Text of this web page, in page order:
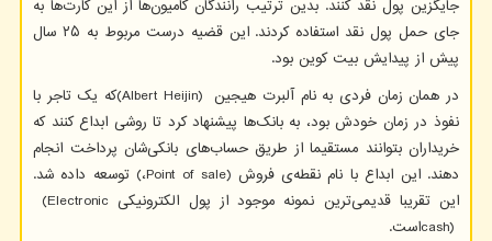
جایگزین پول نقد کنند. بدین ترتیب رانندگان کامیون‌ها از این کارت‌ها به
جای حمل پول نقد استفاده کردند. این قضیه درست مربوط به ۲۵ سال
پیش از پیدایش بیت کوین بود.
در همان زمان فردی به نام آلبرت هیجین(Albert Heijin)که یک تاجر با
نفوذ در زمان خودش بود، به بانک‌ها پیشنهاد کرد تا روشی ابداع کنند که
خریداران بتوانند مستقیما از طریق حساب‌های بانکی‌شان پرداخت انجام
دهند. این ابداع با نام نقطه‌ی فروش Point of sale)،( توسعه داده شد.
این تقریبا قدیمی‌ترین نمونه موجود از پول الکترونیکی (Electronic
cash)است.